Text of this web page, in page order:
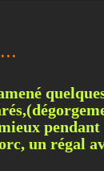
un régal